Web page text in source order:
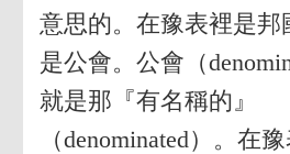
意思的。在豫表裡是邦
是公會。公會（
就是那『有名稱的』
（denominated）。在